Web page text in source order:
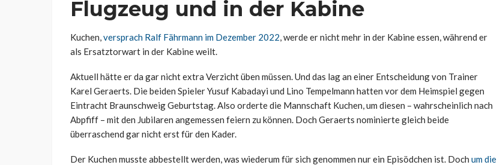
Flugzeug und in der Kabine
Kuchen,versprach Ralf Fährmann im Dezember 2022, werde er nicht mehr in der Kabine essen, während er
als Ersatztorwart in der Kabine weilt.
Aktuell hätte er da gar nicht extra Verzicht üben müssen. Und das lag an einer Entscheidung von Trainer
Karel Geraerts. Die beiden Spieler Yusuf Kabadayi und Lino Tempelmann hatten vor dem Heimspiel gegen
Eintracht Braunschweig Geburtstag. Also orderte die Mannschaft Kuchen, um diesen – wahrscheinlich nach
Abpfiff – mit den Jubilaren angemessen feiern zu können. Doch Geraerts nominierte gleich beide
überraschend gar nicht erst für den Kader.
Der Kuchen musste abbestellt werden, was wiederum für sich genommen nur ein Episödchen ist. Doch um die